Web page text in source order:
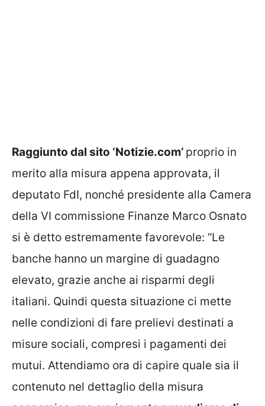
Raggiunto dal sito ‘Notizie.com’ proprio in
merito alla misura appena approvata, il
deputato FdI, nonché presidente alla Camera
della VI commissione Finanze Marco Osnato
si è detto estremamente favorevole: “Le
banche hanno un margine di guadagno
elevato, grazie anche ai risparmi degli
italiani. Quindi questa situazione ci mette
nelle condizioni di fare prelievi destinati a
misure sociali, compresi i pagamenti dei
mutui. Attendiamo ora di capire quale sia il
contenuto nel dettaglio della misura